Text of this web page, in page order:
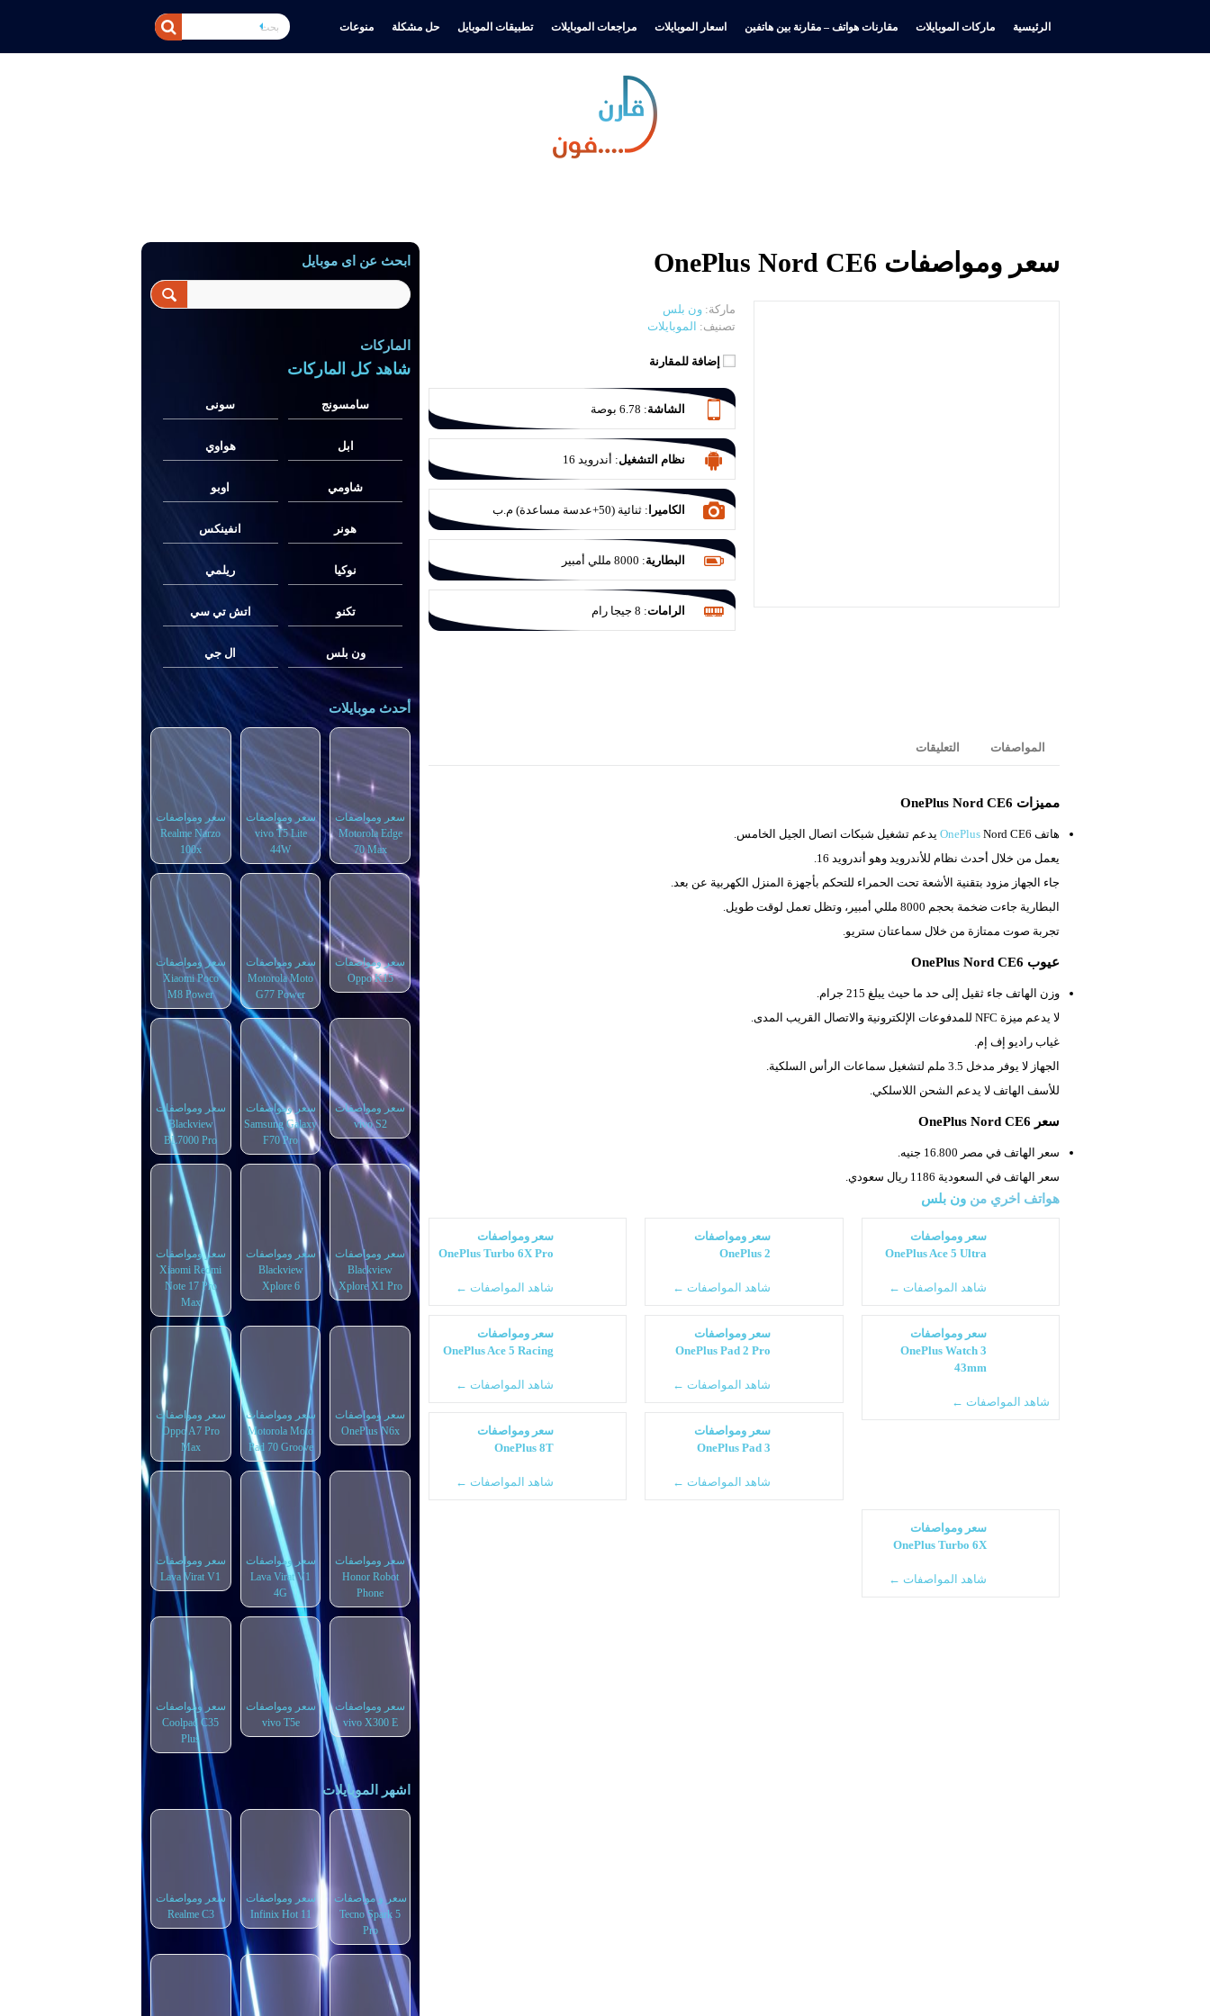
الرئيسية ماركات الموبايلات مقارنات هواتف – مقارنة بين هاتفين اسعار الموبايلات مراجعات الموبايلات تطبيقات الموبايل حل مشكلة منوعات
سعر ومواصفات OnePlus Nord CE6
ماركة: ون بلس
تصنيف: الموبايلات
إضافة للمقارنة
الشاشة: 6.78 بوصة
نظام التشغيل: أندرويد 16
الكاميرا :ثنائية (50+عدسة مساعدة) م.ب
البطارية: 8000 مللي أمبير
الرامات: 8 جيجا رام
المواصفات التعليقات
مميزات OnePlus Nord CE6
هاتف OnePlus Nord CE6 يدعم تشغيل شبكات اتصال الجيل الخامس.
يعمل من خلال أحدث نظام للأندرويد وهو أندرويد 16.
جاء الجهاز مزود بتقنية الأشعة تحت الحمراء للتحكم بأجهزة المنزل الكهربية عن بعد.
البطارية جاءت ضخمة بحجم 8000 مللي أمبير، وتظل تعمل لوقت طويل.
تجربة صوت ممتازة من خلال سماعتان ستريو.
عيوب OnePlus Nord CE6
وزن الهاتف جاء ثقيل إلى حد ما حيث يبلغ 215 جرام.
لا يدعم ميزة NFC للمدفوعات الإلكترونية والاتصال القريب المدى.
غياب راديو إف إم.
الجهاز لا يوفر مدخل 3.5 ملم لتشغيل سماعات الرأس السلكية.
للأسف الهاتف لا يدعم الشحن اللاسلكي.
سعر OnePlus Nord CE6
سعر الهاتف في مصر 16.800 جنيه.
سعر الهاتف في السعودية 1186 ريال سعودي.
هواتف اخري من ون بلس
سعر ومواصفات
OnePlus Ace 5 Ultra
شاهد المواصفات ←
سعر ومواصفات
OnePlus 2
شاهد المواصفات ←
سعر ومواصفات
OnePlus Turbo 6X Pro
شاهد المواصفات ←
سعر ومواصفات
OnePlus Watch 3
43mm
شاهد المواصفات ←
سعر ومواصفات
OnePlus Pad 2 Pro
شاهد المواصفات ←
سعر ومواصفات
OnePlus Ace 5 Racing
شاهد المواصفات ←
سعر ومواصفات
OnePlus Pad 3
شاهد المواصفات ←
سعر ومواصفات
OnePlus 8T
شاهد المواصفات ←
سعر ومواصفات
OnePlus Turbo 6X
شاهد المواصفات ←
ابحث عن اى موبايل
الماركات
شاهد كل الماركات
سامسونج سونى
ابل هواوي
شاومي اوبو
هونر انفينكس
نوكيا ريلمي
تكنو اتش تي سي
ون بلس ال جي
أحدث موبايلات
سعر ومواصفات
Motorola Edge
70 Max
سعر ومواصفات
vivo T5 Lite
44W
سعر ومواصفات
Realme Narzo
100x
سعر ومواصفات
Oppo K15
سعر ومواصفات
Motorola Moto
G77 Power
سعر ومواصفات
Xiaomi Poco
M8 Power
سعر ومواصفات
vivo S2
سعر ومواصفات
Samsung Galaxy
F70 Pro
سعر ومواصفات
Blackview
BL7000 Pro
سعر ومواصفات
Blackview
Xplore X1 Pro
سعر ومواصفات
Blackview
Xplore 6
سعر ومواصفات
Xiaomi Redmi
Note 17 Pro
Max
سعر ومواصفات
OnePlus N6x
سعر ومواصفات
Motorola Moto
Pad 70 Groove
سعر ومواصفات
Oppo A7 Pro
Max
سعر ومواصفات
Honor Robot
Phone
سعر ومواصفات
Lava Virat V1
4G
سعر ومواصفات
Lava Virat V1
سعر ومواصفات
vivo X300 E
سعر ومواصفات
vivo T5e
سعر ومواصفات
Coolpad C35
Plus
اشهر الموبايلات
سعر و مواصفات
Tecno Spark 5
Pro
سعر ومواصفات
Infinix Hot 11
سعر ومواصفات
Realme C3